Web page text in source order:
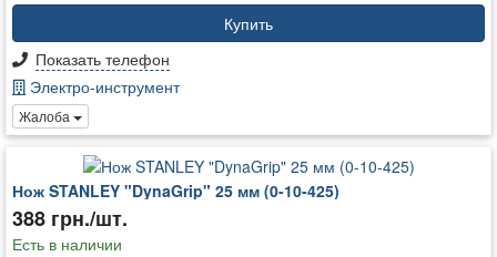
Купить
Показать телефон
Электро-инструмент
Жалоба
Нож STANLEY "DynaGrip" 25 мм (0-10-425)
388 грн./шт.
Есть в наличии